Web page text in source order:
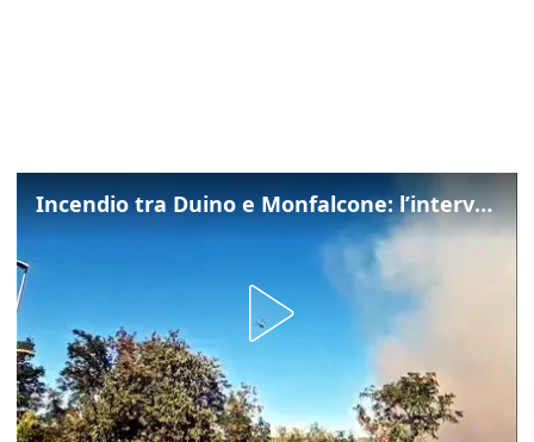
Incendio tra Duino e Monfalcone: l’intervento dei vigili del fuoco